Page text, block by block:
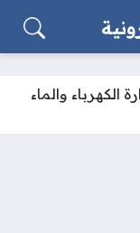
الكهرباء والماء